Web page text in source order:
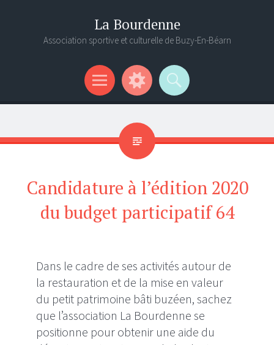
La Bourdenne
Association sportive et culturelle de Buzy-En-Béarn
Menu
Gadgets
Recherche
Candidature à l’édition 2020
du budget participatif 64
Dans le cadre de ses activités autour de
la restauration et de la mise en valeur
du petit patrimoine bâti buzéen, sachez
que l’association La Bourdenne se
positionne pour obtenir une aide du